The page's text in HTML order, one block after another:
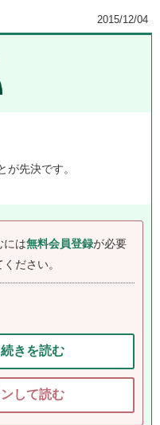
2015/12/04
が先決です。
には無料会員登録が必要
ださい。
きを読む
して読む